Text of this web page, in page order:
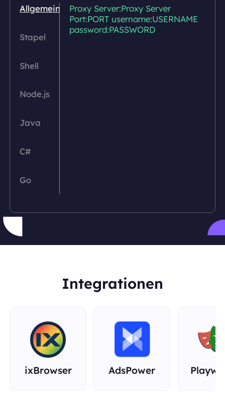
Allgemein
Stapel
Shell
Node.js
Java
C#
Go
Python
Proxy Server:Proxy Server
Port:PORT username:USERNAME
password:PASSWORD
Integrationen
ixBrowser AdsPower